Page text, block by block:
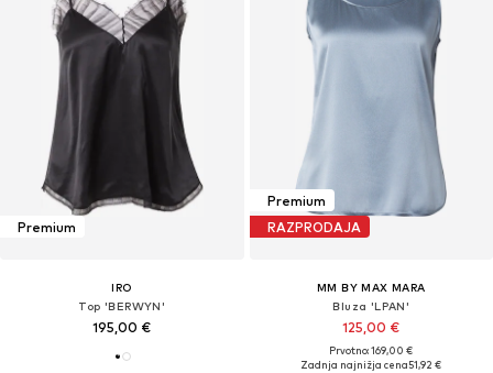
Premium
IRO
Top 'BERWYN'
195,00 €
Premium
RAZPRODAJA
MM BY MAX MARA
Bluza 'LPAN'
125,00 €
Prvotno: 169,00 €
Zadnja najnižja cena51,92 €